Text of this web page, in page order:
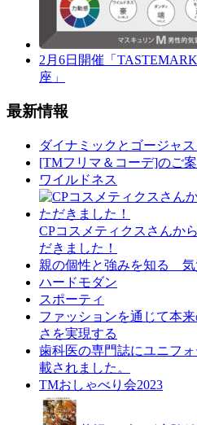
2月6日開催「
座」
最新情報
ダイナミックとゴージャ
[TMフリマ＆コーデ]のご
ワイルドネス
CPコスメティクスさんか
だきました！
親の個性と強みを知る 気
ハードモダン
スポーティ
ファッションを通じて本
さを実現する
歯科医の専門誌にユニフ
載されました。
TMおしゃべり会2023